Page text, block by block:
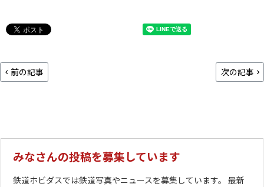
前の記事 次の記事
みなさんの投稿を募集しています
鉄道ホビダスでは鉄道写真やニュースを募集しています。 最新